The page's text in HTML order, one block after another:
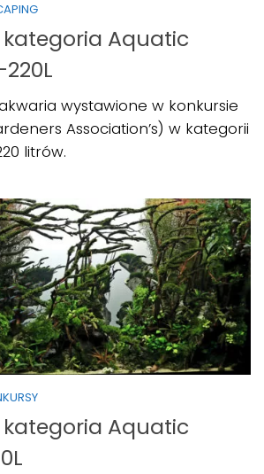
kategoria Aquatic
wystawione w konkursie
Association’s) w kategorii
litrów.
kategoria Aquatic